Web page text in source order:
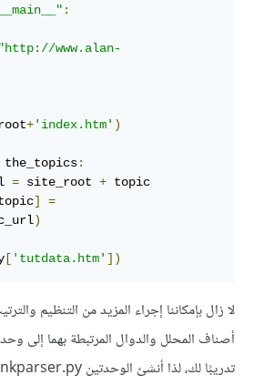
:
"http://www.alan-
+'index.htm' )
the_topics:
= site_root + topic
]
=
)
[ 'tutdata.htm' ])
لا زال بإمكاننا إجراء المزيد من التنظيم
أصناف المحلل والدوال المرتبطة بهما إلى